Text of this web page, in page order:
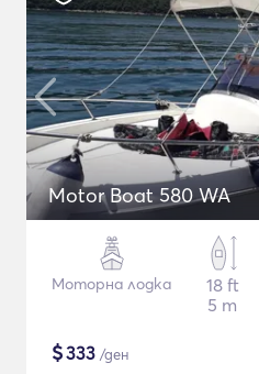
Motor Boat 580 WA
Моторна лодка
18 ft
5 m
$333 /ден